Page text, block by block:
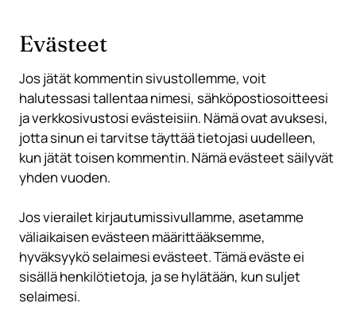
Evästeet
Jos jätät kommentin sivustollemme, voit
halutessasi tallentaa nimesi, sähköpostiosoitteesi
ja verkkosivustosi evästeisiin. Nämä ovat avuksesi,
jotta sinun ei tarvitse täyttää tietojasi uudelleen,
kun jätät toisen kommentin. Nämä evästeet säilyvät
yhden vuoden.
Jos vierailet kirjautumissivullamme, asetamme
väliaikaisen evästeen määrittääksemme,
hyväksyykö selaimesi evästeet. Tämä eväste ei
sisällä henkilötietoja, ja se hylätään, kun suljet
selaimesi.